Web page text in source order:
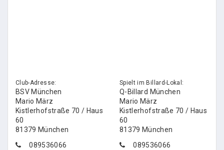
Club-Adresse:
BSV München
Mario März
Kistlerhofstraße 70 / Haus
60
81379 München
089536066
Spielt im Billard-Lokal:
Q-Billard München
Mario März
Kistlerhofstraße 70 / Haus
60
81379 München
089536066